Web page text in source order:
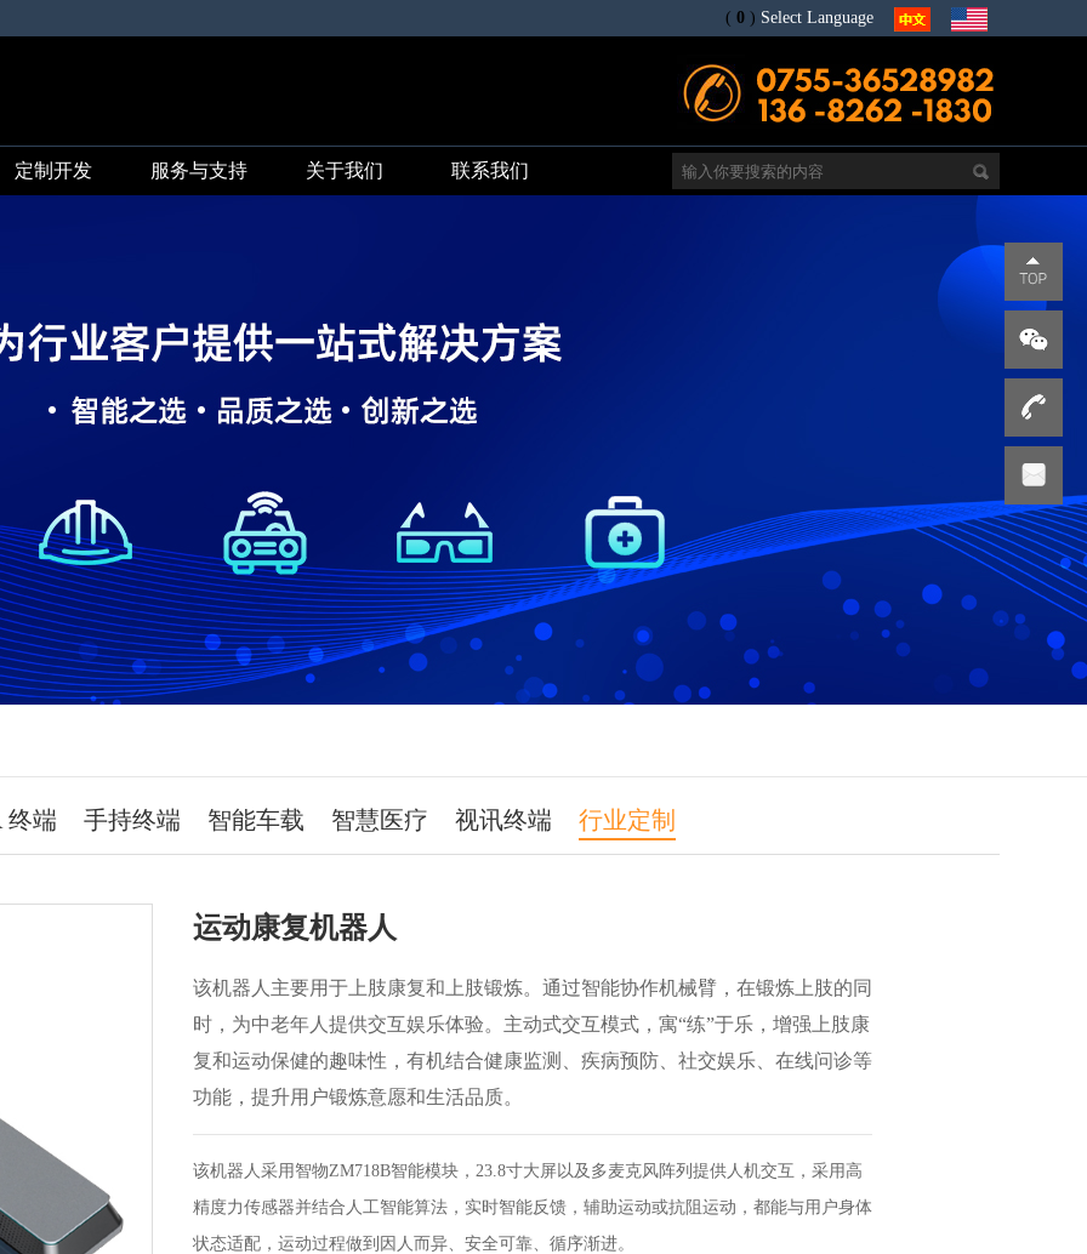
( 0 ) Select Language
定制开发 服务与支持 关于我们 联系我们
终端 手持终端 智能车载 智慧医疗 视讯终端 行业定制
运动康复机器人
该机器人主要用于上肢康复和上肢锻炼。通过智能协作机械臂，在锻炼上肢的同
时，为中老年人提供交互娱乐体验。主动式交互模式，寓“练”于乐，增强上肢康
复和运动保健的趣味性，有机结合健康监测、疾病预防、社交娱乐、在线问诊等
功能，提升用户锻炼意愿和生活品质。
该机器人采用智物ZM718B智能模块，23.8寸大屏以及多麦克风阵列提供人机交互，采用高
精度力传感器并结合人工智能算法，实时智能反馈，辅助运动或抗阻运动，都能与用户身体
状态适配，运动过程做到因人而异、安全可靠、循序渐进。